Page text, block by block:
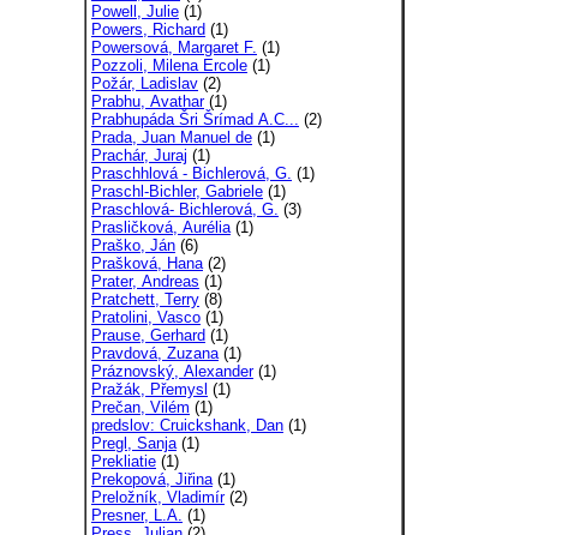
Powell, Julie (1)
Powers, Richard (1)
Powersová, Margaret F. (1)
Pozzoli, Milena Ercole (1)
Požár, Ladislav (2)
Prabhu, Avathar(1)
Prabhupáda Šri Šrímad A.C... (2)
Prada, Juan Manuel de (1)
Prachár, Juraj (1)
Praschhlová - Bichlerová, G. (1)
Praschl-Bichler, Gabriele (1)
Praschlová- Bichlerová, G. (3)
Prasličková, Aurélia(1)
Praško, Ján (6)
Prašková, Hana(2)
Prater, Andreas (1)
Pratchett, Terry (8)
Pratolini, Vasco (1)
Prause, Gerhard (1)
Pravdová, Zuzana(1)
Práznovský, Alexander(1)
Pražák, Přemysl (1)
Prečan, Vilém (1)
predslov: Cruickshank, Dan (1)
Pregl, Sanja(1)
Prekliatie (1)
Prekopová, Jiřina(1)
Preložník, Vladimír(2)
Presner, L.A. (1)